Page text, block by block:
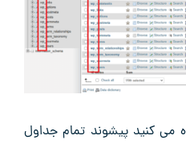
می کنید پیشوند تمام جداول